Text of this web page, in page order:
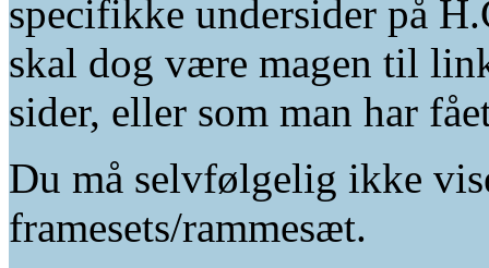
specifikke undersider på
skal dog være magen til
sider, eller som man har
Du må selvfølgelig ikke
framesets/rammesæt.